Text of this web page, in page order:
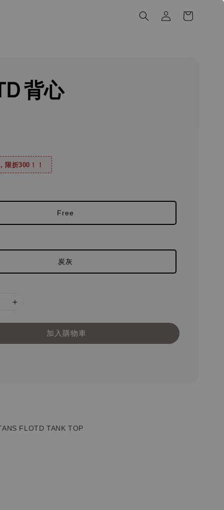
背心
限折300！！
Free
炭灰
加入購物車
FLOTD TANK TOP